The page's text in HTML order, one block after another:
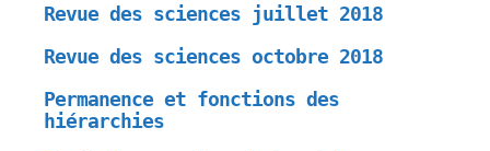
Revue des sciences juillet 2018
Revue des sciences octobre 2018
Permanence et fonctions des
hiérarchies